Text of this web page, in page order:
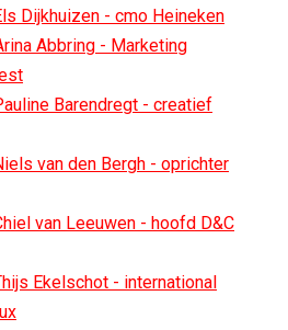
Dijkhuizen - cmo Heineken
Abbring - Marketing
Barendregt - creatief
van den Bergh - oprichter
van Leeuwen - hoofd D&C
Ekelschot - international